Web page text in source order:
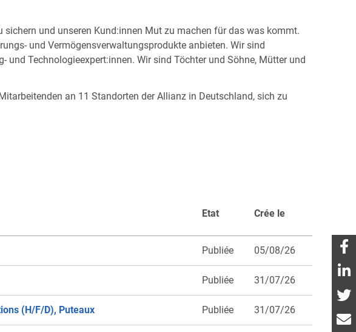
und unseren Kund:innen Mut zu machen für das was kommt.
und Vermögensverwaltungsprodukte anbieten. Wir sind
und Technologieexpert:innen. Wir sind Töchter und Söhne, Mütter und
an 11 Standorten der Allianz in Deutschland, sich zu
Etat Crée le
Publiée 05/08/26
Publiée 31/07/26
(H/F/D), Puteaux Publiée 31/07/26